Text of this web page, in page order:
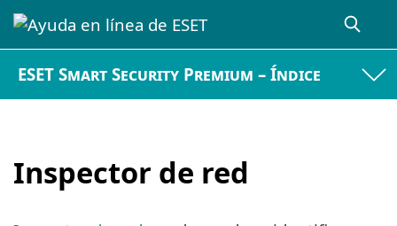
ESET Smart Security Premium – Índice
Inspector de red